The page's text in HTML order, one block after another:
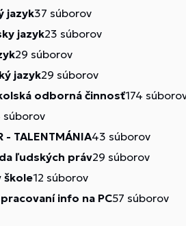
jazyk37 súborov
jazyk23 súborov
29 súborov
jazyk29 súborov
odborná činnosť174
súborov
- TALENTMÁNIA43 súborov
ľudských práv29 súborov
škole12 súborov
info na PC57 súborov